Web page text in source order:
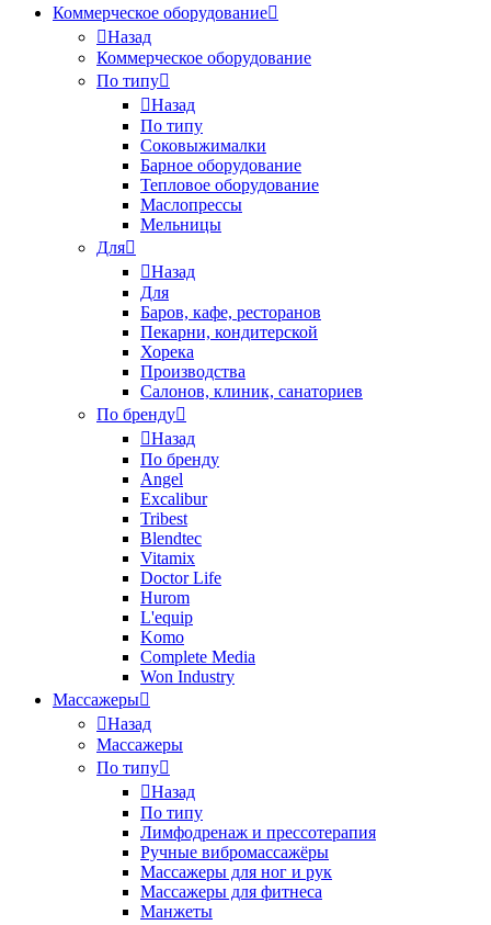
Коммерческое оборудование
Назад
Коммерческое оборудование
По типу
Назад
По типу
Соковыжималки
Барное оборудование
Тепловое оборудование
Маслопрессы
Мельницы
Для
Назад
Для
Баров, кафе, ресторанов
Пекарни, кондитерской
Хорека
Производства
Салонов, клиник, санаториев
По бренду
Назад
По бренду
Angel
Excalibur
Tribest
Blendtec
Vitamix
Doctor Life
Hurom
L'equip
Komo
Complete Media
Won Industry
Массажеры
Назад
Массажеры
По типу
Назад
По типу
Лимфодренаж и прессотерапия
Ручные вибромассажёры
Массажеры для ног и рук
Массажеры для фитнеса
Манжеты